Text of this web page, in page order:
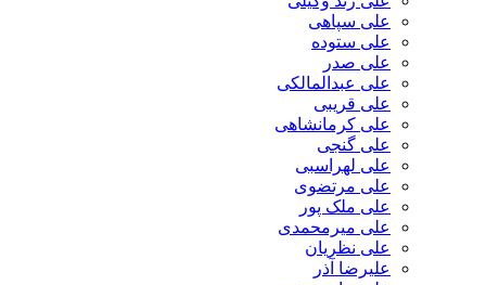
علی سپاهی
علی ستوده
علی صدر
علی عبدالمالکی
علی قریبی
علی کرمانشاهی
علی گنجی
علی لهراسبی
علی مرتضوی
علی ملک پور
علی میرمحمدی
علی نظریان
علیرضا آذر